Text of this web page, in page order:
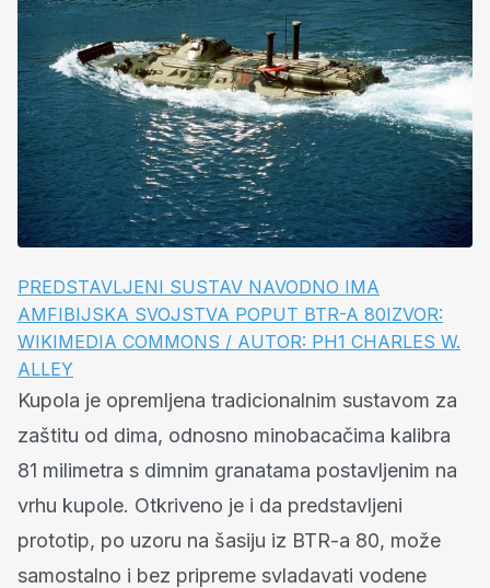
PREDSTAVLJENI SUSTAV NAVODNO IMA
AMFIBIJSKA SVOJSTVA POPUT BTR-A 80IZVOR:
WIKIMEDIA COMMONS / AUTOR: PH1 CHARLES W.
ALLEY
Kupola je opremljena tradicionalnim sustavom za
zaštitu od dima, odnosno minobacačima kalibra
81 milimetra s dimnim granatama postavljenim na
vrhu kupole. Otkriveno je i da predstavljeni
prototip, po uzoru na šasiju iz BTR-a 80, može
samostalno i bez pripreme svladavati vodene